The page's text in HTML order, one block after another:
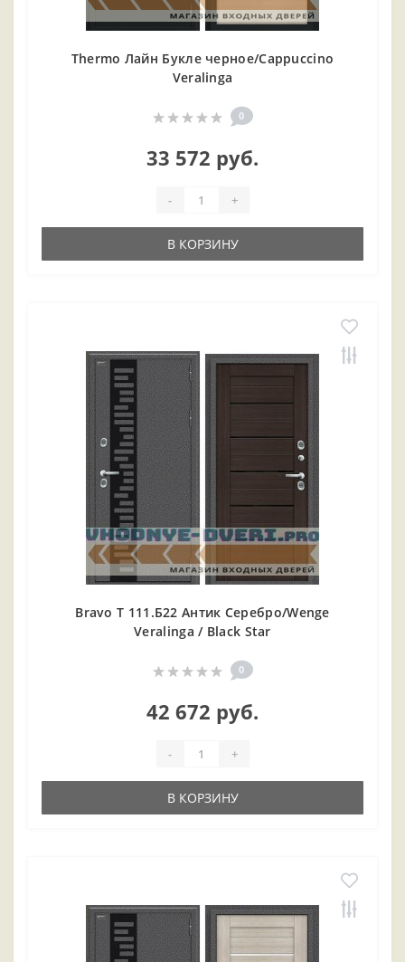
Thermo Лайн Букле черное/Cappuccino
Veralinga
0
33 572 руб.
- +
В КОРЗИНУ
Bravo T 111.Б22 Антик Серебро/Wenge
Veralinga / Black Star
0
42 672 руб.
- +
В КОРЗИНУ